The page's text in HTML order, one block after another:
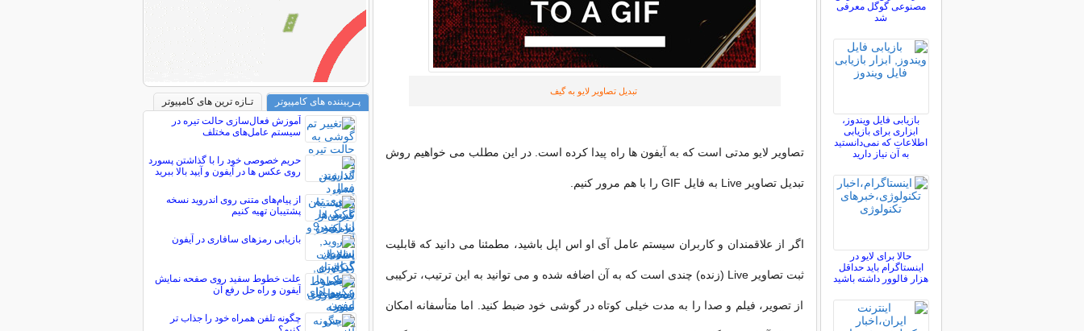
تبدیل تصاویر لایو به گیف
تصاویر لایو مدتی است که به آیفون ها راه پیدا کرده است. در این مطلب می خواهیم روش
تبدیل تصاویر Live به فایل GIF را با هم مرور کنیم.
اگر از علاقمندان و کاربران سیستم عامل آی او اس اپل باشید، مطمئنا می دانید که قابلیت
ثبت تصاویر Live (زنده) چندی است که به آن اضافه شده و می توانید به این ترتیب، ترکیبی
از تصویر، فیلم و صدا را به مدت خیلی کوتاه در گوشی خود ضبط کنید. اما متأسفانه امکان
مصنوعی گوگل معرفی
شد
بازیابی فایل ویندوز،
ابزاری برای بازیابی
اطلاعات که نمی‌دانستید
به آن نیاز دارید
حالا برای لایو در
اینستاگرام باید حداقل
هزار فالوور داشته باشید
پـربیننده های کامپیوتر
تـازه ترین های کامپیوتر
آموزش فعال‌سازی حالت تیره در
سیستم عامل‌های مختلف
حریم خصوصی خود را با گذاشتن پسورد
روی عکس ها در آیفون و آیپد بالا ببرید
از پیام‌های متنی روی اندروید نسخه
پشتیبان تهیه کنیم
بازیابی رمزهای سافاری در آیفون
علت خطوط سفید روی صفحه نمایش
آیفون و راه حل رفع آن
چگونه تلفن همراه خود را جذاب تر